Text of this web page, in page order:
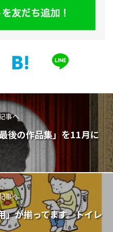
事へ
後の作品集」を11月に
事へ
」が揃ってます。トイレ